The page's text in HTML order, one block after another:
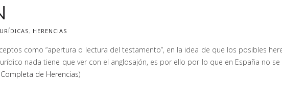
, HERENCIAS
como “apertura o lectura del testamento”, en la idea de que los posibles
nada tiene que ver con el anglosajón, es por ello por lo que en España no
de Herencias)